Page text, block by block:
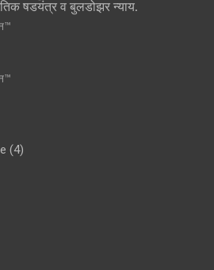
षडयंत्र व बुलडोझर न्याय.
(4)